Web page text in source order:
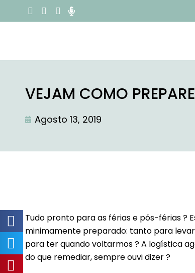
VEJAM COMO
Agosto 13, 2019
Tudo pronto para as férias e pós-férias ?
minimamente preparado: tanto para
para ter quando voltarmos ? A logística
do que remediar, sempre ouvi dizer ?